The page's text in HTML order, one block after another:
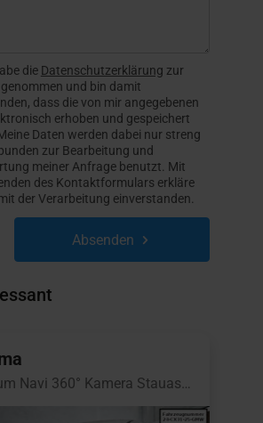
die Datenschutzerklärung zur
und bin damit
dass die von mir angegebenen
erhoben und gespeichert
Daten werden dabei nur streng
zur Bearbeitung und
meiner Anfrage benutzt. Mit
des Kontaktformulars erkläre
der Verarbeitung einverstanden.
Absenden